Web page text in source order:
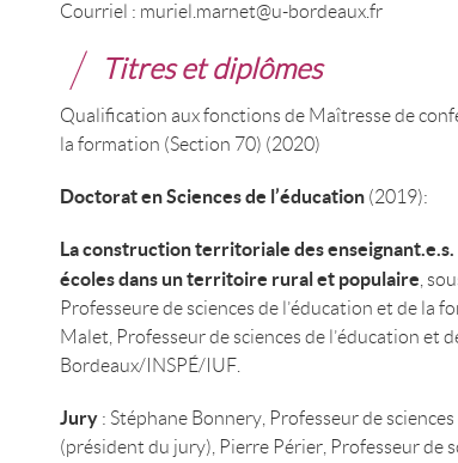
Courriel : muriel.marnet@u-bordeaux.fr
Titres et diplômes
Qualification aux fonctions de Maîtresse de
la formation (Section 70) (2020)
Doctorat en Sciences de l’éducation (2019):
La construction territoriale des
écoles dans un territoire rural et populaire ,
Professeure de sciences de l’éducation et de la
Malet, Professeur de sciences de l’éducation et
Bordeaux/INSPÉ/IUF.
Jury : Stéphane Bonnery, Professeur de
(président du jury), Pierre Périer, Professeur de